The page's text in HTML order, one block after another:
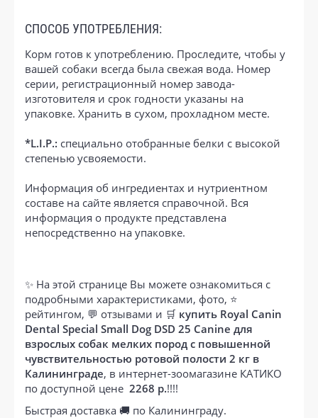
СПОСОБ УПОТРЕБЛЕНИЯ:
Корм готов к употреблению. Проследите, чтобы у
вашей собаки всегда была свежая вода. Номер
серии, регистрационный номер завода-
изготовителя и срок годности указаны на
упаковке. Хранить в сухом, прохладном месте.
*L.I.P.: специально отобранные белки с высокой
степенью усвояемости.
Информация об ингредиентах и нутриентном
составе на сайте является справочной. Вся
информация о продукте представлена
непосредственно на упаковке.
✨ На этой странице Вы можете ознакомиться с
подробными характеристиками, фото, ⭐
рейтингом, 💬 отзывами и 🛒 купить Royal Canin
Dental Special Small Dog DSD 25 Canine для
взрослых собак мелких пород с повышенной
чувствительностью ротовой полости 2 кг в
Калининграде, в интернет-зоомагазине КАТИКО
по доступной цене 2268 р.!!!!
Быстрая доставка 🚚 по Калининграду.